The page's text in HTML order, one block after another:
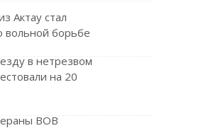
Актау стал
вольной борьбе
в нетрезвом
на 20
ВОВ